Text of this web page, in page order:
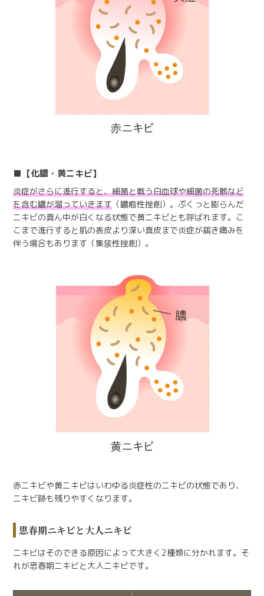
【化膿・黄ニキビ】
炎症がさらに進行すると、細菌と戦う白血球や細菌の死骸など
を含む膿が溜っていきます （膿疱性挫創）。ぷくっと膨らんだ
ニキビの真ん中が白くなる状態で黄ニキビとも呼ばれます。こ
こまで進行すると肌の表皮より深い真皮まで炎症が届き痛みを
伴う場合もあります（集簇性挫創）。
赤ニキビや黄ニキビはいわゆる炎症性のニキビの状態であり、
ニキビ跡も残りやすくなります。
思春期ニキビと大人ニキビ
ニキビはそのできる原因によって大きく2種類に分かれます。そ
れが思春期ニキビと大人ニキビです。